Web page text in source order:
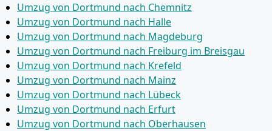
Umzug von Dortmund nach Chemnitz
Umzug von Dortmund nach Halle
Umzug von Dortmund nach Magdeburg
Umzug von Dortmund nach Freiburg im Breisgau
Umzug von Dortmund nach Krefeld
Umzug von Dortmund nach Mainz
Umzug von Dortmund nach Lübeck
Umzug von Dortmund nach Erfurt
Umzug von Dortmund nach Oberhausen